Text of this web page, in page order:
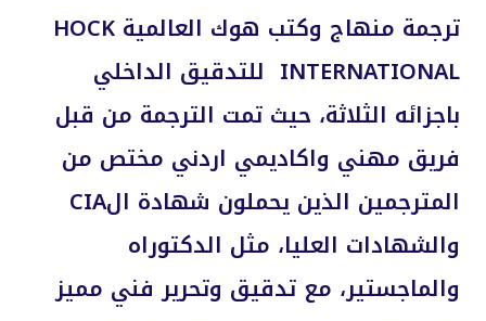
ترجمة منهاج وكتب هوك العالمية HOCK
INTERNATIONAL للتدقيق الداخلي
باجزائه الثلاثة، حيث تمت الترجمة من قبل
فريق مهني واكاديمي اردني مختص من
المترجمين الذين يحملون شهادة الCIA
والشهادات العليا، مثل الدكتوراه
والماجستير، مع تدقيق وتحرير فني مميز